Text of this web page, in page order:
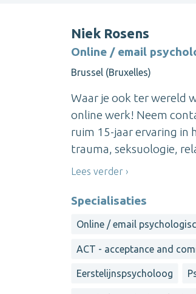
Niek Rosens
Online / email
Brussel (Bruxelles)
Waar je ook ter wereld
online werk! Neem
ruim 15-jaar ervaring in
trauma, seksuologie,
Lees verder
Specialisaties
Online / email
ACT - acceptance and
Eerstelijnspsycholoog